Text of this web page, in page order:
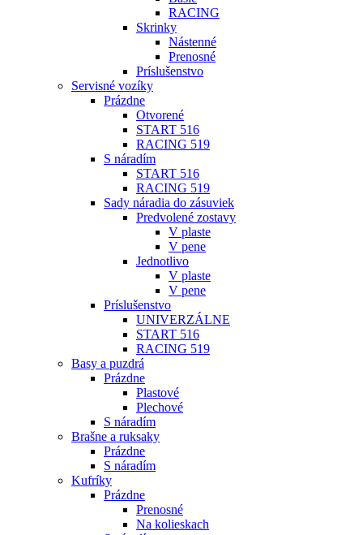
RACING
Skrinky
Nástenné
Prenosné
Príslušenstvo
Servisné vozíky
Prázdne
Otvorené
START 516
RACING 519
S náradím
START 516
RACING 519
Sady náradia do zásuviek
Predvolené zostavy
V plaste
V pene
Jednotlivo
V plaste
V pene
Príslušenstvo
UNIVERZÁLNE
START 516
RACING 519
Basy a puzdrá
Prázdne
Plastové
Plechové
S náradím
Brašne a ruksaky
Prázdne
S náradím
Kufríky
Prázdne
Prenosné
Na kolieskach